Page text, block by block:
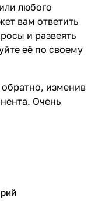
любого
вам ответить
и развеять
её по своему
изменив
Очень